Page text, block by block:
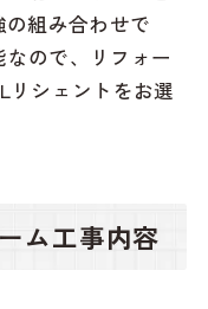
組み合わせで
なので、リフォー
リシェントをお選
ム工事内容